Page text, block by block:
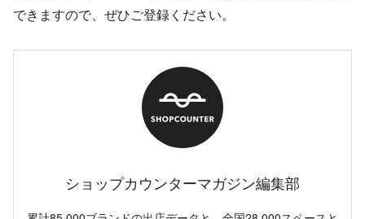
できますので、ぜひご登録ください。
ショップカウンターマガジン編集部